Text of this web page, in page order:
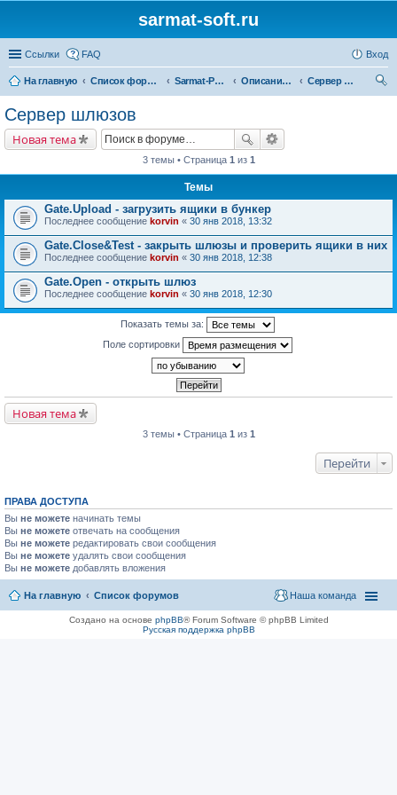
sarmat-soft.ru
Ссылки FAQ Вход
На главную Список форумов Sarmat-Робосклад Описание системы команд
Сервер шлюзов
Сервер шлюзов
Новая тема
3 темы • Страница 1 из 1
Темы
Gate.Upload - загрузить ящики в бункер
Последнее сообщение korvin « 30 янв 2018, 13:32
Gate.Close&Test - закрыть шлюзы и проверить ящики в них
Последнее сообщение korvin « 30 янв 2018, 12:38
Gate.Open - открыть шлюз
Последнее сообщение korvin « 30 янв 2018, 12:30
Показать темы за:
Поле сортировки
Новая тема
3 темы • Страница 1 из 1
Перейти
ПРАВА ДОСТУПА
Вы не можете начинать темы
Вы не можете отвечать на сообщения
Вы не можете редактировать свои сообщения
Вы не можете удалять свои сообщения
Вы не можете добавлять вложения
На главную Список форумов Наша команда
Создано на основе phpBB® Forum Software © phpBB Limited
Русская поддержка phpBB